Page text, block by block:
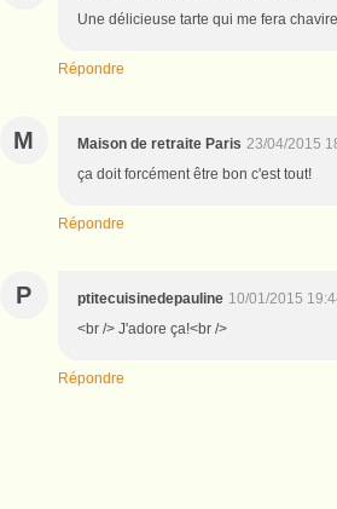
Une délicieuse tarte qui me fera
Répondre
M Maison de retraite Paris 23/04/2015
ça doit forcément être bon c'est tout!
Répondre
P ptitecuisinedepauline 10/01/2015
<br /> J'adore ça!<br />
Répondre